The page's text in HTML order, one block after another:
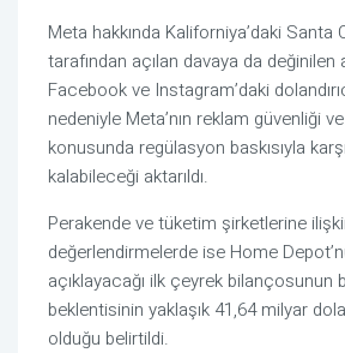
Meta hakkında Kaliforniya’daki Santa
tarafından açılan davaya da değinilen
Facebook ve Instagram’daki
nedeniyle Meta’nın reklam güvenliği
konusunda regülasyon baskısıyla
kalabileceği aktarıldı.
Perakende ve tüketim şirketlerine
değerlendirmelerde ise Home
açıklayacağı ilk çeyrek bilançosunun
beklentisinin yaklaşık 41,64 milyar
olduğu belirtildi.